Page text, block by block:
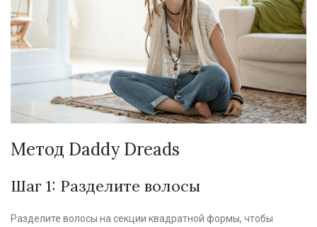
Метод Daddy Dreads
Шаг 1: Разделите волосы
Разделите волосы на секции квадратной формы, чтобы